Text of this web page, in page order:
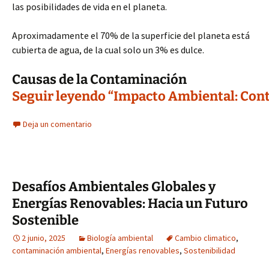
las posibilidades de vida en el planeta.
Aproximadamente el 70% de la superficie del planeta está
cubierta de agua, de la cual solo un 3% es dulce.
Causas de la Contaminación
Seguir leyendo “Impacto Ambiental:
Deja un comentario
Desafíos Ambientales Globales y
Energías Renovables: Hacia un Futuro
Sostenible
2 junio, 2025 Biología ambiental Cambio climatico,
contaminación ambiental, Energías renovables, Sostenibilidad